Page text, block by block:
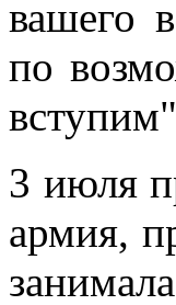
вашего
по
3 июля
армия,